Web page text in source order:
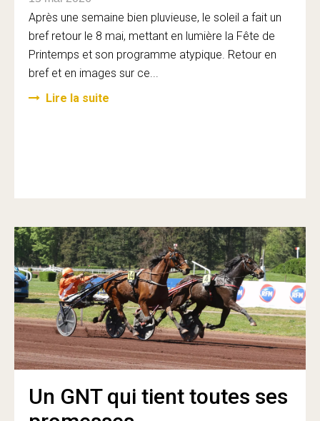
Après une semaine bien pluvieuse, le soleil a fait un
bref retour le 8 mai, mettant en lumière la Fête de
Printemps et son programme atypique. Retour en
bref et en images sur ce...
Lire la suite
Un GNT qui tient toutes ses